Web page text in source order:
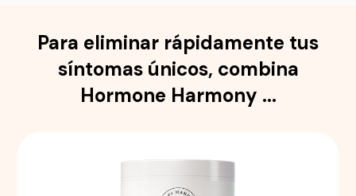
Para eliminar rápidamente tus
síntomas únicos, combina
Hormone Harmony ...